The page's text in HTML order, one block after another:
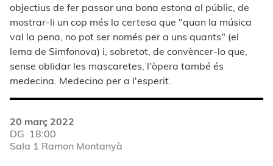
objectius de fer passar una bona estona al públic, de
mostrar-li un cop més la certesa que "quan la música
val la pena, no pot ser només per a uns quants" (el
lema de Simfonova) i, sobretot, de convèncer-lo que,
sense oblidar les mascaretes, l'òpera també és
medecina. Medecina per a l'esperit.
20 març 2022
DG 18:00
Sala 1 Ramon Montanyà